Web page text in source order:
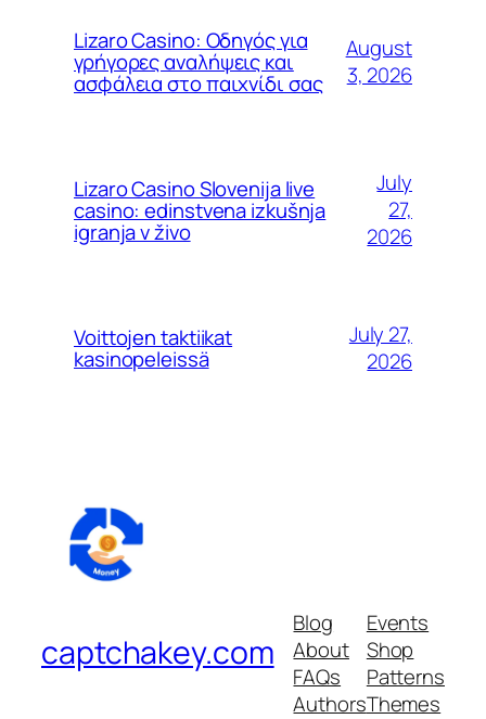
Lizaro Casino: Οδηγός για
γρήγορες αναλήψεις και
ασφάλεια στο παιχνίδι σας
August
3, 2026
Lizaro Casino Slovenija live
casino: edinstvena izkušnja
igranja v živo
July
27,
2026
Voittojen taktiikat
kasinopeleissä
July 27,
2026
captchakey.com
Blog
About
FAQs
Authors
Events
Shop
Patterns
Themes